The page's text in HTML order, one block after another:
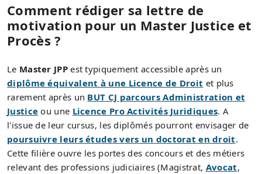
Comment rédiger sa lettre de
motivation pour un Master Justice et
Procès ?
Le Master JPPest typiquement accessible après un
diplôme équivalent à une Licence de Droit et plus
rarement après un BUT CJ parcours Administration et
Justice ou une Licence Pro Activités Juridiques. A
l'issue de leur cursus, les diplômés pourront envisager de
poursuivre leurs études vers un doctorat en droit.
Cette filière ouvre les portes des concours et des métiers
relevant des professions judiciaires (Magistrat, Avocat,